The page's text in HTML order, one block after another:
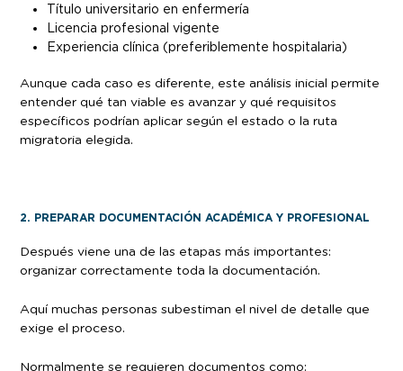
Título universitario en enfermería
Licencia profesional vigente
Experiencia clínica (preferiblemente hospitalaria)
Aunque cada caso es diferente, este análisis inicial permite
entender qué tan viable es avanzar y qué requisitos
específicos podrían aplicar según el estado o la ruta
migratoria elegida.
2. PREPARAR DOCUMENTACIÓN ACADÉMICA Y PROFESIONAL
Después viene una de las etapas más importantes:
organizar correctamente toda la documentación.
Aquí muchas personas subestiman el nivel de detalle que
exige el proceso.
Normalmente se requieren documentos como: